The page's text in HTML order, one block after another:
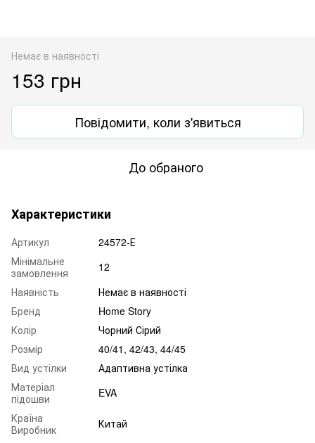
Немає в наявності
153 грн
Повідомити, коли з'явиться
До обраного
Характеристики
Артикул
24572-Е
Мінімальне
замовлення
12
Наявність
Немає в наявності
Бренд
Home Story
Колір
Чорний Сірий
Розмір
40/41, 42/43, 44/45
Вид устілки
Адаптивна устілка
Матеріал
підошви
EVA
Країна
Виробник
Китай